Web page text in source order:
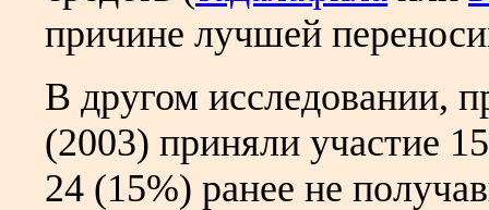
причине лучшей
В другом исследовании,
(2003) приняли участие
24 (15%) ранее не